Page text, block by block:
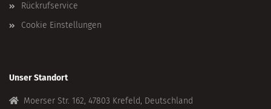
Rückrufservice
Cookie Einstellungen
Unser Standort
Moerser Str. 162, 47803 Krefeld, Deutschland